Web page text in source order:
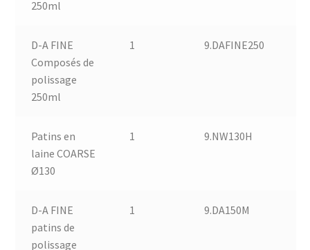
250ml
D-A FINE
Composés de
polissage
250ml
1 9.DAFINE250
Patins en
laine COARSE
Ø130
1 9.NW130H
D-A FINE
patins de
polissage
1 9.DA150M